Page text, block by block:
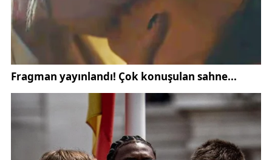
Kültür ve Tabiat Varlıklarını Koruma Kanunu
çerçevesinde yürütülmektedir. Bu yasaya göre:
Bu bağlamda, define gelirini hukuki ve dini açıdan
helal hale getirmek isteyen vatandaşların, devletin
Uzman Vaiz Osman Akkaya'nın açıklamaları, define
geliri konusunun yalnızca zengin olma hayaliyle ele
alınmaması gerektiğini ortaya koyuyor. Helal kazanç